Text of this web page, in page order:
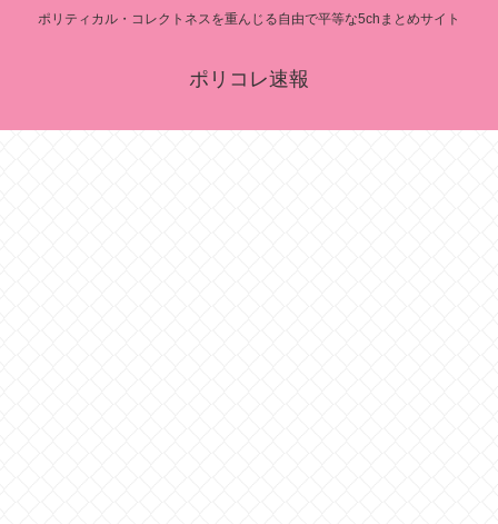
ポリティカル・コレクトネスを重んじる自由で平等な5chまとめサイト
ポリコレ速報